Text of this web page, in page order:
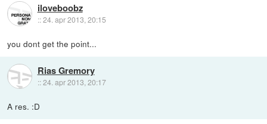
iloveboobz
::24. apr 2013, 20:15
you dont get the point...
Rias Gremory
::24. apr 2013, 20:17
A res. :D